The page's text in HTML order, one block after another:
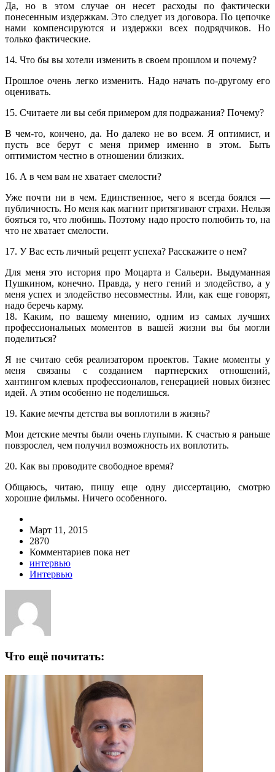
Да, но в этом случае он несет расходы по фактически
понесенным издержкам. Это следует из договора. По цепочке
нами компенсируются и издержки всех подрядчиков. Но
только фактические.
14. Что бы вы хотели изменить в своем прошлом и почему?
Прошлое очень легко изменить. Надо начать по-другому его
оценивать.
15. Считаете ли вы себя примером для подражания? Почему?
В чем-то, кончено, да. Но далеко не во всем. Я оптимист, и
пусть все берут с меня пример именно в этом. Быть
оптимистом честно в отношении близких.
16. А в чем вам не хватает смелости?
Уже почти ни в чем. Единственное, чего я всегда боялся —
публичность. Но меня как магнит притягивают страхи. Нельзя
бояться то, что любишь. Поэтому надо просто полюбить то, на
что не хватает смелости.
17. У Вас есть личный рецепт успеха? Расскажите о нем?
Для меня это история про Моцарта и Сальери. Выдуманная
Пушкином, конечно. Правда, у него гений и злодейство, а у
меня успех и злодейство несовместны. Или, как еще говорят,
надо беречь карму.
18. Каким, по вашему мнению, одним из самых лучших
профессиональных моментов в вашей жизни вы бы могли
поделиться?
Я не считаю себя реализатором проектов. Такие моменты у
меня связаны с созданием партнерских отношений,
хантингом клевых профессионалов, генерацией новых бизнес
идей. А этим особенно не поделишься.
19. Какие мечты детства вы воплотили в жизнь?
Мои детские мечты были очень глупыми. К счастью я раньше
повзрослел, чем получил возможность их воплотить.
20. Как вы проводите свободное время?
Общаюсь, читаю, пишу еще одну диссертацию, смотрю
хорошие фильмы. Ничего особенного.
Март 11, 2015
2870
Комментариев пока нет
интервью
Интервью
Что ещё почитать: